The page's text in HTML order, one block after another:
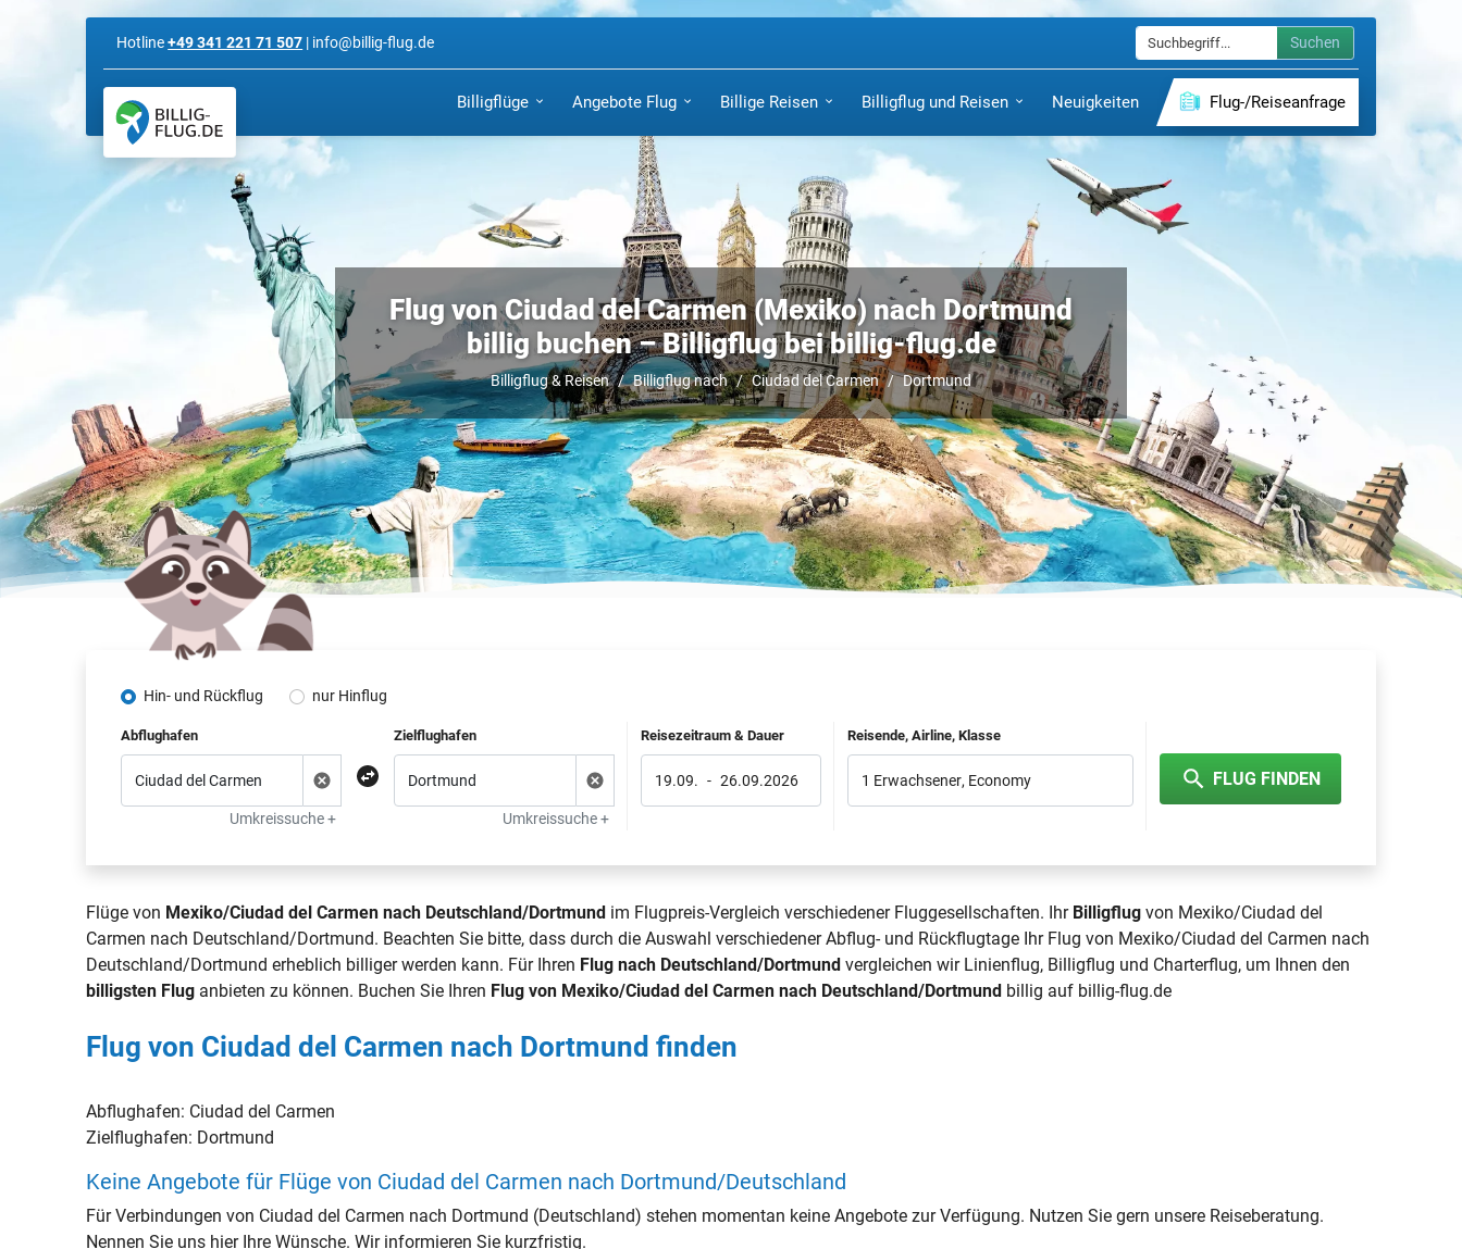
Hotline+49 341 221 71 507 | info@billig-flug.de Suchen
Billigflüge Angebote Flug Billige Reisen Billigflug und Reisen Neuigkeiten Flug-/Reiseanfrage
Flug von Ciudad del Carmen (Mexiko) nach Dortmund
billig buchen – Billigflug bei billig-flug.de
Billigflug & Reisen Billigflug nach Ciudad del Carmen Dortmund
Hin- und Rückflug nur Hinflug
Abflughafen
Umkreissuche +
Zielflughafen
Umkreissuche +
Reisezeitraum & Dauer
19.09. - 26.09.2026
Reisende, Airline, Klasse
1 Erwachsener, Economy FLUG FINDEN
Flüge von Mexiko/Ciudad del Carmen nach Deutschland/Dortmund im Flugpreis-Vergleich verschiedener Fluggesellschaften. Ihr Billigflug von Mexiko/Ciudad del
Carmen nach Deutschland/Dortmund. Beachten Sie bitte, dass durch die Auswahl verschiedener Abflug- und Rückflugtage Ihr Flug von Mexiko/Ciudad del Carmen nach
Deutschland/Dortmund erheblich billiger werden kann. Für Ihren Flug nach Deutschland/Dortmund vergleichen wir Linienflug, Billigflug und Charterflug, um Ihnen den
billigsten Flug anbieten zu können. Buchen Sie Ihren Flug von Mexiko/Ciudad del Carmen nach Deutschland/Dortmund billig auf billig-flug.de
Flug von Ciudad del Carmen nach Dortmund finden
Abflughafen: Ciudad del Carmen
Zielflughafen: Dortmund
Keine Angebote für Flüge von Ciudad del Carmen nach Dortmund/Deutschland
Für Verbindungen von Ciudad del Carmen nach Dortmund (Deutschland) stehen momentan keine Angebote zur Verfügung. Nutzen Sie gern unsere Reiseberatung.
Nennen Sie uns hier Ihre Wünsche. Wir informieren Sie kurzfristig.